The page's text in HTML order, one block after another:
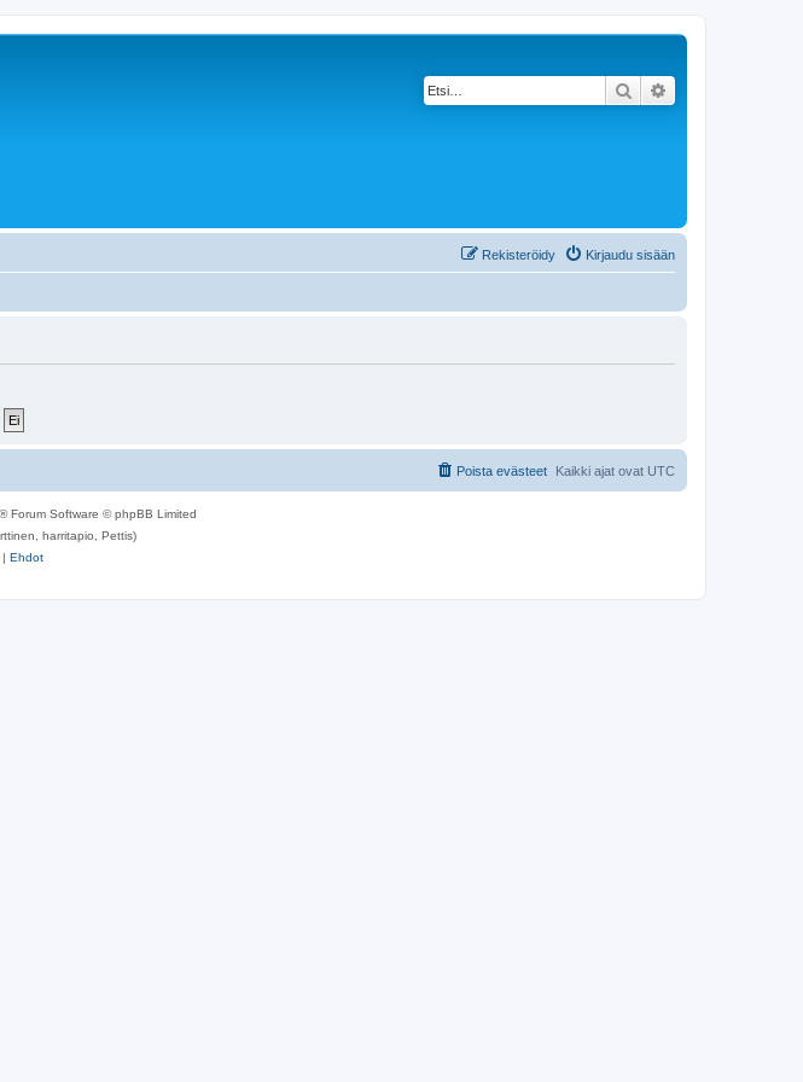
Etsi
Kirjaudu sisään
Rekisteröidy
Kaikki ajat ovat UTC
Poista evästeet
® Forum Software © phpBB Limited
harritapio, Pettis)
| Ehdot